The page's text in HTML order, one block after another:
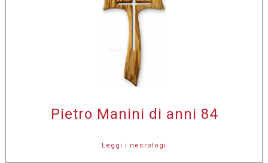
Pietro Manini di anni 84
Leggi i necrologi